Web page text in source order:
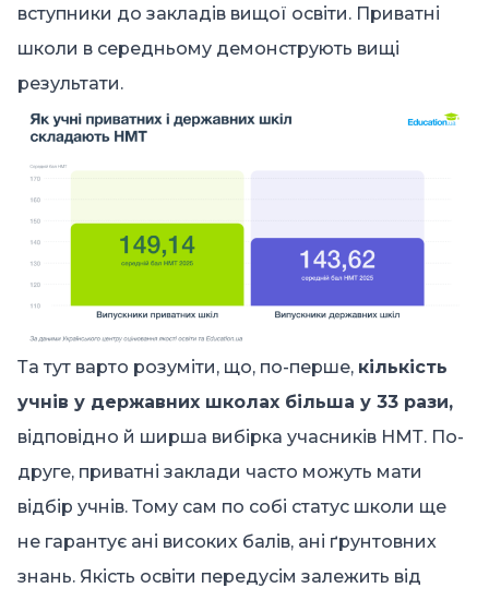
вступники до закладів вищої освіти. Приватні
школи в середньому демонструють вищі
результати.
Та тут варто розуміти, що, по-перше, кількість
учнів у державних школах більша у 33 рази,
відповідно й ширша вибірка учасників НМТ. По-
друге, приватні заклади часто можуть мати
відбір учнів. Тому сам по собі статус школи ще
не гарантує ані високих балів, ані ґрунтовних
знань. Якість освіти передусім залежить від